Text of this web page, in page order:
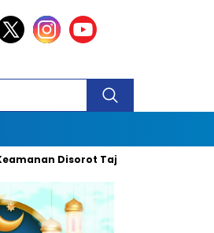
Disorot Tajam